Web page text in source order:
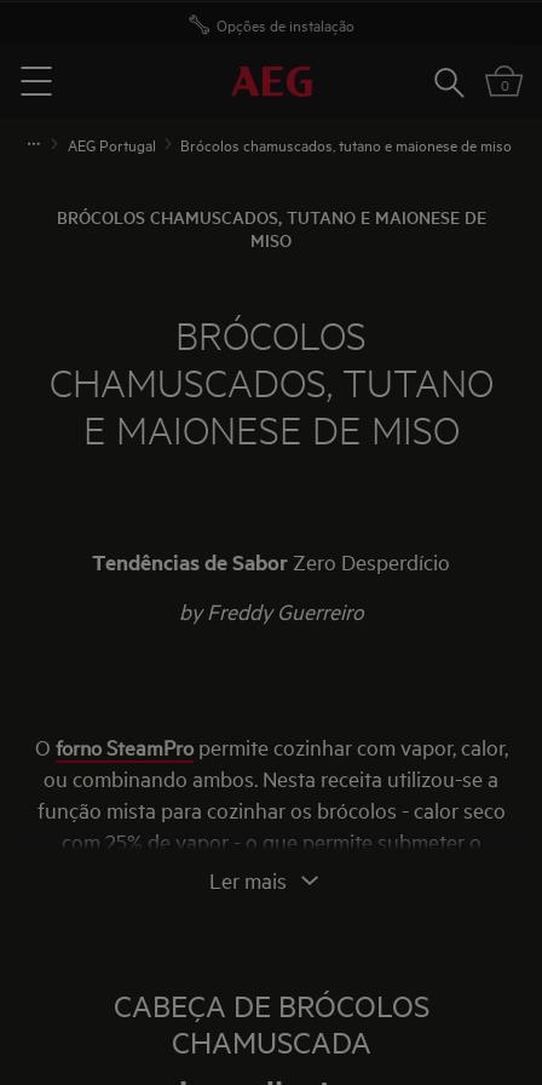
Opções de instalação
Menu
Pesquisar
0
AEG Portugal Brócolos chamuscados, tutano e maionese de miso
BRÓCOLOS CHAMUSCADOS, TUTANO E MAIONESE DE
MISO
BRÓCOLOS
CHAMUSCADOS, TUTANO
E MAIONESE DE MISO
Tendências de Sabor Zero Desperdício
by Freddy Guerreiro
O forno SteamPropermite cozinhar com vapor, calor,
ou combinando ambos. Nesta receita utilizou-se a
função mista para cozinhar os brócolos - calor seco
com 25% de vapor - o que permite submeter o
ingrediente a altas temperaturas sem que seque.
Nesta sugestão o protagonista são os brócolos. Por
isso, vamos incorporar o alimento na íntegra – como
aliás, se devia fazer sempre com todos os
Ler mais
CABEÇA DE BRÓCOLOS
CHAMUSCADA